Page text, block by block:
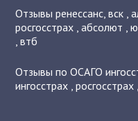
Отзывыренессанс,вск ,
росгосстрах ,абсолют ,
,втб
Отзывы по ОСАГО
ингосстрах ,росгосстрах